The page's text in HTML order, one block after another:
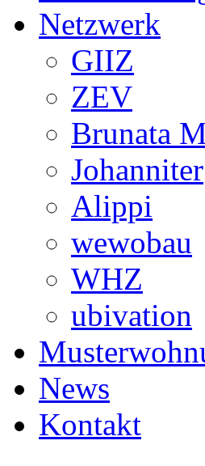
Netzwerk
GIIZ
ZEV
Brunata
Johanniter
Alippi
wewobau
WHZ
ubivation
News
Kontakt